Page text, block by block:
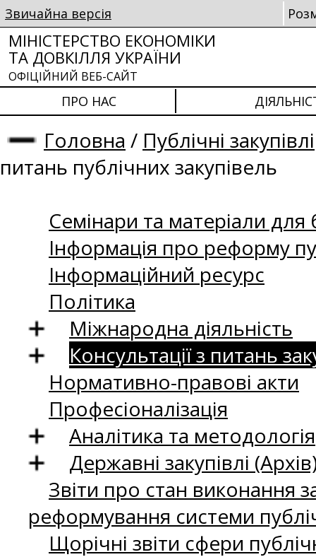
Звичайна версія
МІНІСТЕРСТВО ЕКОНОМІКИ
ТА ДОВКІЛЛЯ УКРАЇНИ
ОФІЦІЙНИЙ ВЕБ-САЙТ
ПРО НАС
Головна / Публічні закупівлі
питань публічних закупівель
Семінари та матеріали для
Інформація про реформу
Інформаційний ресурс
Політика
Міжнародна діяльність
Консультації з питань
Нормативно-правові акти
Професіоналізація
Аналітика та методологія
Державні закупівлі
Звіти про стан виконання
реформування системи
Щорічні звіти сфери